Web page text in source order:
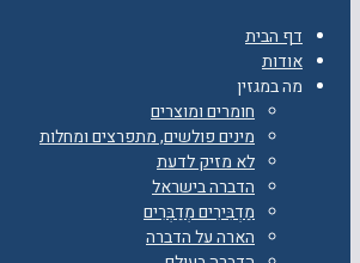
דף הבית
אודות
מה במגזין
חומרים ומוצרים
מינים פולשים, מתפרצים ומחלות
לא מזיק לדעת
הדברה בישראל
מַדְבִּירִים מְדַבְּרִים
הארה על הדברה